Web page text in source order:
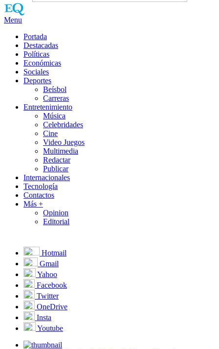
Menu
Portada
Destacadas
Políticas
Económicas
Sociales
Deportes
Beísbol
Carreras
Entretenimiento
Música
Celebridades
Cine
Video Juegos
Multimedia
Redactar
Publicar
Internacionales
Tecnología
Contactos
Más +
Opinion
Editorial
Hotmail
Gmail
Yahoo
Facebook
Twitter
OneDrive
Insta
Youtube